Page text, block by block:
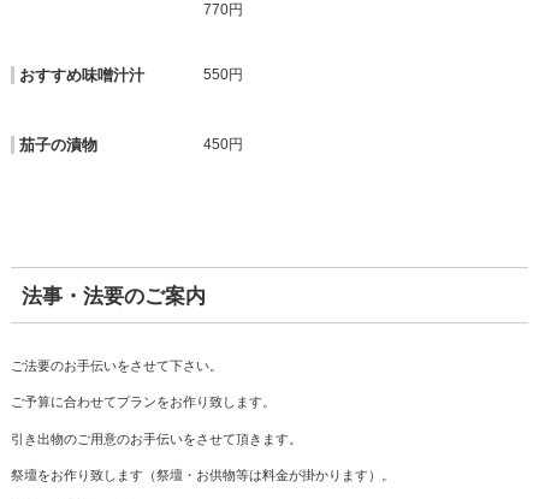
770円
おすすめ味噌汁汁 550円
茄子の漬物 450円
法事・法要のご案内
ご法要のお手伝いをさせて下さい。
ご予算に合わせてプランをお作り致します。
引き出物のご用意のお手伝いをさせて頂きます。
祭壇をお作り致します（祭壇・お供物等は料金が掛かります）。